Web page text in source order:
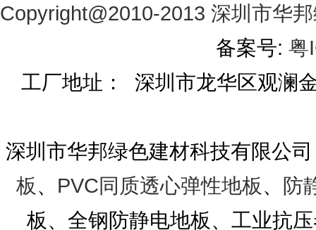
Copyright@2010-2013 深圳市华
备案号: 粤
工厂地址： 深圳市龙华区观澜
深圳市华邦绿色建材科技有限公
板、 PVC同质透心弹性地板、 防
板、全钢防静电地板、工业抗